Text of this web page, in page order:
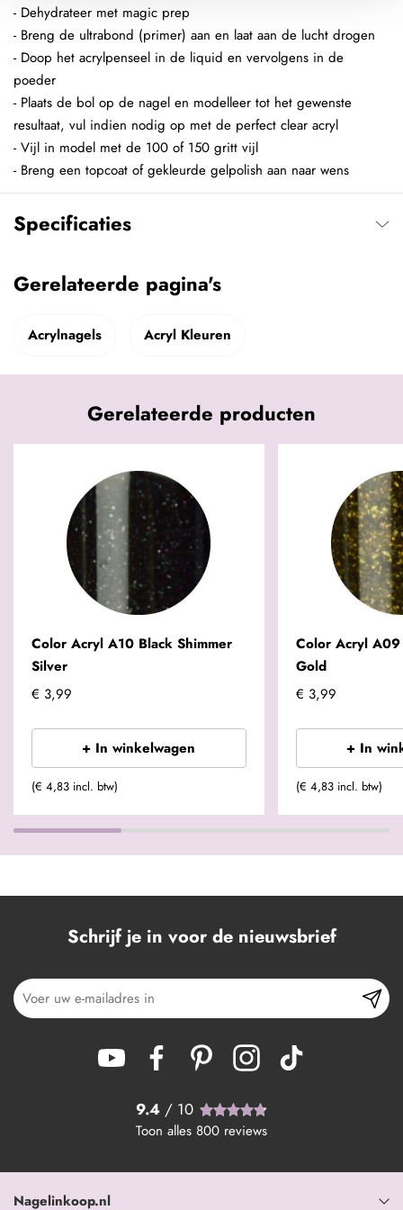
- Dehydrateer met magic prep
- Breng de ultrabond (primer) aan en laat aan de lucht drogen
- Doop het acrylpenseel in de liquid en vervolgens in de
poeder
- Plaats de bol op de nagel en modelleer tot het gewenste
resultaat, vul indien nodig op met de perfect clear acryl
- Vijl in model met de 100 of 150 gritt vijl
- Breng een topcoat of gekleurde gelpolish aan naar wens
Specificaties
Gerelateerde pagina's
Acrylnagels Acryl Kleuren
Gerelateerde producten
Color Acryl A10 Black Shimmer
Silver
€ 3,99
+ In winkelwagen
(€ 4,83 incl. btw)
Color Acryl A09
Gold
€ 3,99
+ In
(€ 4,83 incl. btw)
Schrijf je in voor de nieuwsbrief
9.4 / 10
Toon alles 800 reviews
Nagelinkoop.nl